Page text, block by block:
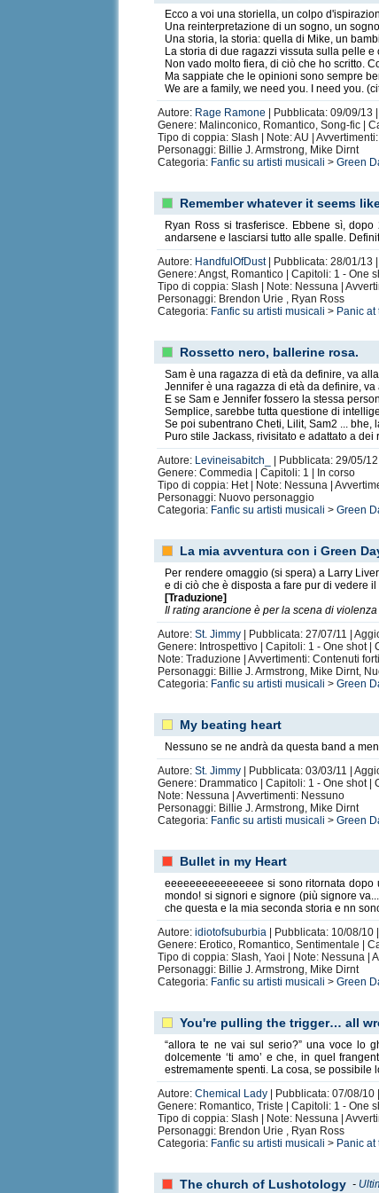
I think to
Ecco a voi una storiella, un colpo
Una reinterpretazione di un sogno, un
Una storia, la storia: quella di Mike, un
La storia di due ragazzi vissuta sulla pelle
Non vado molto fiera, di ciò che ho scritto.
Ma sappiate che le opinioni sono sempre
We are a family, we need you. I need you.
Autore: Rage Ramone
| Pubblicata: 09/09/13
Genere: Malinconico, Romantico, Song-fic |
Tipo di coppia: Slash | Note: AU |
Personaggi: Billie J. Armstrong, Mike Dirnt
Categoria: Fanfic su artisti musicali >Green
Remember whatever it seems
Ryan Ross si trasferisce. Ebbene sì,
andarsene e lasciarsi tutto alle spalle.
Autore: HandfulOfDust| Pubblicata: 28/01/13
Genere: Angst, Romantico | Capitoli: 1 - One
Tipo di coppia: Slash | Note: Nessuna |
Personaggi: Brendon Urie , Ryan Ross
Categoria: Fanfic su artisti musicali > Panic at
Rossetto nero, ballerine rosa.
Sam è una ragazza di età da definire, va
Jennifer è una ragazza di età da definire,
E se Sam e Jennifer fossero la stessa
Semplice, sarebbe tutta questione di
Se poi subentrano Cheti, Lilit, Sam2 ...
Puro stile Jackass, rivisitato e adattato a
Autore: Levineisabitch_
| Pubblicata: 29/05/
Genere: Commedia | Capitoli: 1 | In corso
Tipo di coppia: Het | Note: Nessuna |
Personaggi: Nuovo personaggio
Categoria: Fanfic su artisti musicali >Green
La mia avventura con i Green
Per rendere omaggio (si spera) a Larry
e di ciò che è disposta a fare pur di vedere
[Traduzione]
Il rating arancione è per la scena di
Autore:St. Jimmy | Pubblicata: 27/07/11 |
Genere: Introspettivo | Capitoli: 1 - One shot |
Note: Traduzione | Avvertimenti: Contenuti forti
Personaggi: Billie J. Armstrong, Mike Dirnt,
Categoria: Fanfic su artisti musicali >Green
My beating heart
Nessuno se ne andrà da questa band a
Autore:St. Jimmy | Pubblicata: 03/03/11 |
Genere: Drammatico | Capitoli: 1 - One shot |
Note: Nessuna | Avvertimenti: Nessuno
Personaggi: Billie J. Armstrong, Mike Dirnt
Categoria: Fanfic su artisti musicali >Green
Bullet in my Heart
eeeeeeeeeeeeeeee si sono ritornata
mondo! si signori e signore (più signore
che questa e la mia seconda storia e nn
Autore:idiotofsuburbia | Pubblicata: 10/08/
Genere: Erotico, Romantico, Sentimentale |
Tipo di coppia: Slash, Yaoi | Note: Nessuna |
Personaggi: Billie J. Armstrong, Mike Dirnt
Categoria: Fanfic su artisti musicali >Green
You're pulling the trigger… all
“allora te ne vai sul serio?” una voce lo
dolcemente ‘ti amo’ e che, in quel
estremamente spenti. La cosa, se
Autore:Chemical Lady | Pubblicata: 07/08/
Genere: Romantico, Triste | Capitoli: 1 - One
Tipo di coppia: Slash | Note: Nessuna |
Personaggi: Brendon Urie , Ryan Ross
Categoria: Fanfic su artisti musicali > Panic at
The church of Lushotology -